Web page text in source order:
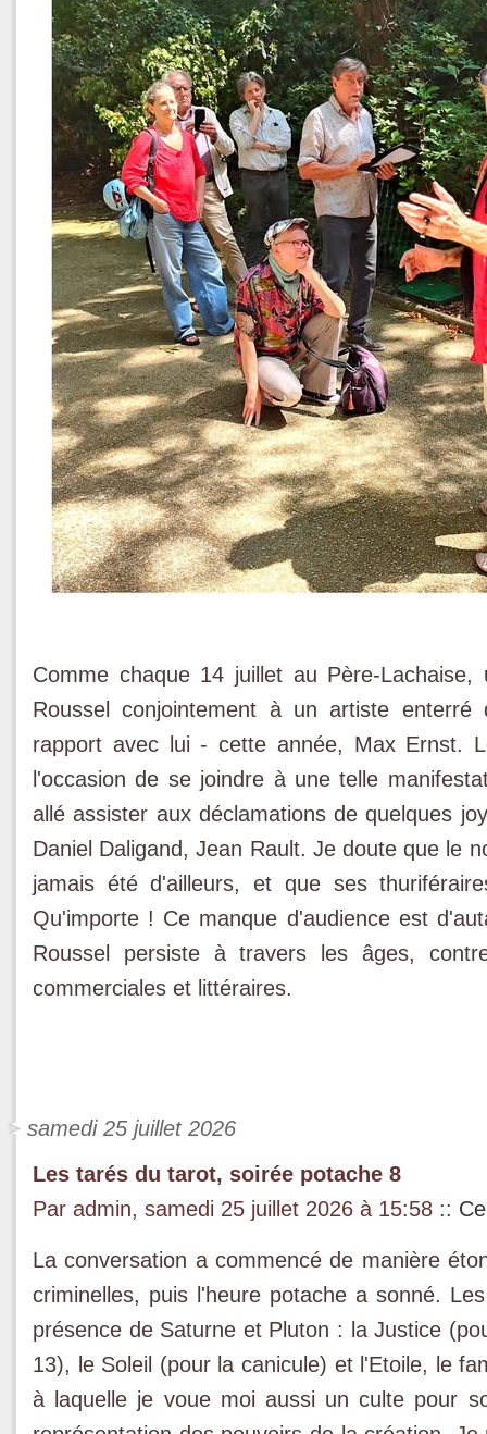
Comme chaque 14 juillet au Père-
Roussel conjointement à un artiste
rapport avec lui - cette année, Max Ernst.
l'occasion de se joindre à une telle
allé assister aux déclamations de quelques
Daniel Daligand, Jean Rault. Je doute que le
jamais été d'ailleurs, et que ses
Qu'importe ! Ce manque d'audience est
Roussel persiste à travers les âges,
commerciales et littéraires.
samedi 25 juillet 2026
Les tarés du tarot, soirée potache 8
Par admin, samedi 25 juillet 2026 à 15:58 ::
La conversation a commencé de manière
criminelles, puis l'heure potache a sonné.
présence de Saturne et Pluton : la Justice
13), le Soleil (pour la canicule) et l'Etoile, le
à laquelle je voue moi aussi un culte pour